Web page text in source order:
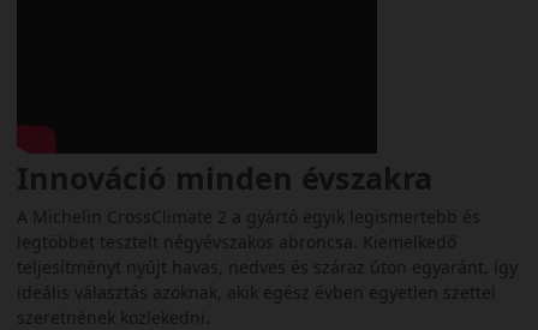
Innováció minden évszakra
A Michelin CrossClimate 2 a gyártó egyik legismertebb és
legtöbbet tesztelt négyévszakos abroncsa. Kiemelkedő
teljesítményt nyújt havas, nedves és száraz úton egyaránt, így
ideális választás azoknak, akik egész évben egyetlen szettel
szeretnének közlekedni.